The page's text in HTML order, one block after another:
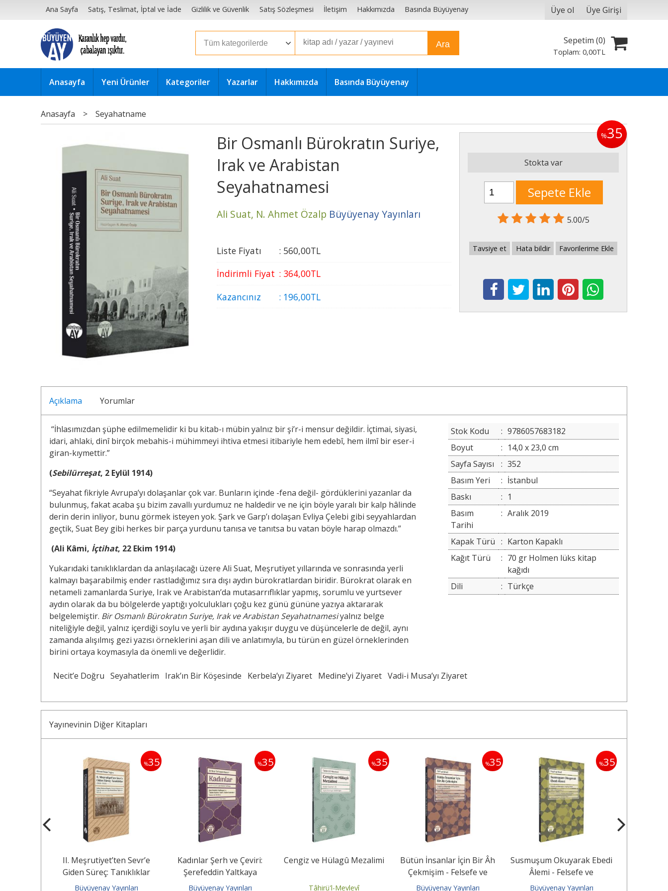
Ana Sayfa Satış, Teslimat, İptal ve İade Gizlilik ve Güvenlik Satış Sözleşmesi İletişim Hakkımızda Basında Büyüyenay Üye ol Üye Girişi
Ara Sepetim (0)
Toplam:0,00TL
Anasayfa Yeni Ürünler Kategoriler Yazarlar Hakkımızda Basında Büyüyenay
Anasayfa > Seyahatname
Bir Osmanlı Bürokratın Suriye,
Irak ve Arabistan
Seyahatnamesi
Ali Suat, N. Ahmet Özalp Büyüyenay Yayınları
Liste Fiyatı : 560,00TL
İndirimli Fiyat : 364,00TL
Kazancınız
: 196,00TL
%35
Stokta var
Sepete Ekle
5.00/5
Tavsiye et Hata bildir Favorilerime Ekle
Açıklama Yorumlar
“İhlasımızdan şüphe edilmemelidir ki bu kitab-ı mübin yalnız bir şi’r-i mensur değildir. İçtimai, siyasi,
idari, ahlaki, dinî birçok mebahis-i mühimmeyi ihtiva etmesi itibariyle hem edebî, hem ilmî bir eser-i
giran-kıymettir.”
(Sebilürreşat, 2 Eylül 1914)
“Seyahat fikriyle Avrupa’yı dolaşanlar çok var. Bunların içinde -fena değil- gördüklerini yazanlar da
bulunmuş, fakat acaba şu bizim zavallı yurdumuz ne haldedir ve ne için böyle yaralı bir kalp hâlinde
derin derin inliyor, bunu görmek isteyen yok. Şark ve Garp’ı dolaşan Evliya Çelebi gibi seyyahlardan
geçtik, Suat Bey gibi herkes bir parça yurdunu tanısa ve tanıtsa bu vatan böyle harap olmazdı.”
(Ali Kâmi, İçtihat, 22 Ekim 1914)
Yukarıdaki tanıklıklardan da anlaşılacağı üzere Ali Suat, Meşrutiyet yıllarında ve sonrasında yerli
kalmayı başarabilmiş ender rastladığımız sıra dışı aydın bürokratlardan biridir. Bürokrat olarak en
netameli zamanlarda Suriye, Irak ve Arabistan’da mutasarrıflıklar yapmış, sorumlu ve yurtsever
aydın olarak da bu bölgelerde yaptığı yolculukları çoğu kez günü gününe yazıya aktararak
belgelemiştir. Bir Osmanlı Bürokratın Suriye, Irak ve Arabistan Seyahatnamesiyalnız belge
niteliğiyle değil, yalnız içerdiği soylu ve yerli bir aydına yakışır duygu ve düşüncelerle de değil, aynı
zamanda alışılmış gezi yazısı örneklerini aşan dili ve anlatımıyla, bu türün en güzel örneklerinden
birini ortaya koymasıyla da önemli ve değerlidir.
Stok Kodu : 9786057683182
Boyut
: 14,0 x 23,0 cm
Sayfa Sayısı
: 352
Basım Yeri
: İstanbul
Baskı
: 1
Basım
Tarihi
: Aralık 2019
Kapak Türü : Karton Kapaklı
Kağıt Türü
: 70 gr Holmen lüks kitap
kağıdı
Dili
: Türkçe
Necit’e Doğru Seyahatlerim Irak’ın Bir Köşesinde Kerbela’yı Ziyaret Medine’yi Ziyaret Vadi-i Musa’yı Ziyaret
Yayınevinin Diğer Kitapları
%35
II. Meşrutiyet’ten Sevr’e
Giden Süreç: Tanıklıklar
(1908–1920)
Büyüyenay Yayınları
%35
Kadınlar Şerh ve Çeviri:
Şerefeddin Yaltkaya
Büyüyenay Yayınları
%35
Cengiz ve Hülagû Mezalimi
Tâhirü'l-Mevlevî
%35
Bütün İnsanlar İçin Bir Âh
Çekmişim - Felsefe ve
Hikemiyât-i Örfî-yi...
Büyüyenay Yayınları
%35
Susmuşum Okuyarak Ebedi
Âlemi - Felsefe ve
Hikemiyât-ı Feyzî-yi - Hindî...
Büyüyenay Yayınları